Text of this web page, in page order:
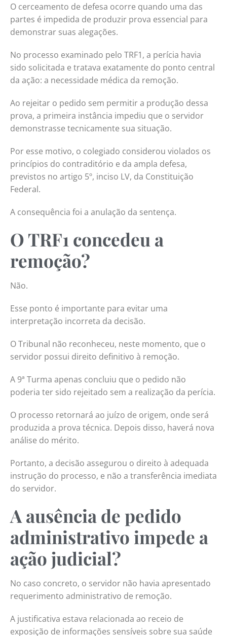
O cerceamento de defesa ocorre quando uma das
partes é impedida de produzir prova essencial para
demonstrar suas alegações.
No processo examinado pelo TRF1, a perícia havia
sido solicitada e tratava exatamente do ponto central
da ação: a necessidade médica da remoção.
Ao rejeitar o pedido sem permitir a produção dessa
prova, a primeira instância impediu que o servidor
demonstrasse tecnicamente sua situação.
Por esse motivo, o colegiado considerou violados os
princípios do contraditório e da ampla defesa,
previstos no artigo 5º, inciso LV, da Constituição
Federal.
A consequência foi a anulação da sentença.
O TRF1 concedeu a
remoção?
Não.
Esse ponto é importante para evitar uma
interpretação incorreta da decisão.
O Tribunal não reconheceu, neste momento, que o
servidor possui direito definitivo à remoção.
A 9ª Turma apenas concluiu que o pedido não
poderia ter sido rejeitado sem a realização da perícia.
O processo retornará ao juízo de origem, onde será
produzida a prova técnica. Depois disso, haverá nova
análise do mérito.
Portanto, a decisão assegurou o direito à adequada
instrução do processo, e não a transferência imediata
do servidor.
A ausência de pedido
administrativo impede a
ação judicial?
No caso concreto, o servidor não havia apresentado
requerimento administrativo de remoção.
A justificativa estava relacionada ao receio de
exposição de informações sensíveis sobre sua saúde